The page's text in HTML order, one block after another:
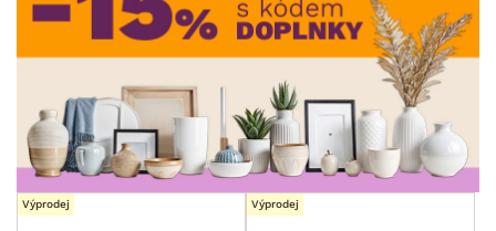
min. cm max. cm
MÍSTNOST
ZNAČKA
SKLADOVOST
Výprodej Výprodej